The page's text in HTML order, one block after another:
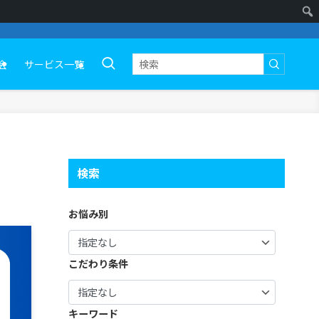
サービス一覧
検索
お悩み別
こだわり条件
キーワード